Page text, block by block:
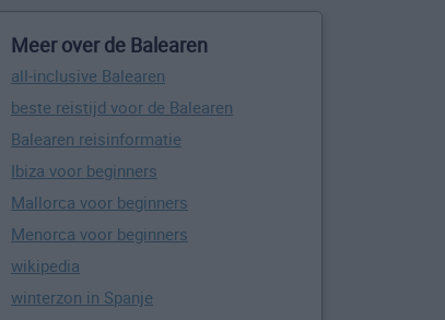
Meer over de Balearen
all-inclusive Balearen
beste reistijd voor de Balearen
Balearen reisinformatie
Ibiza voor beginners
Mallorca voor beginners
Menorca voor beginners
wikipedia
winterzon in Spanje